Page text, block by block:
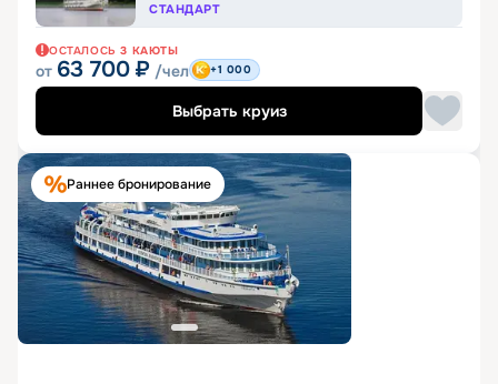
СТАНДАРТ
ОСТАЛОСЬ 3 КАЮТЫ
от 63 700 ₽ /чел +1 000
Выбрать круиз
Раннее бронирование